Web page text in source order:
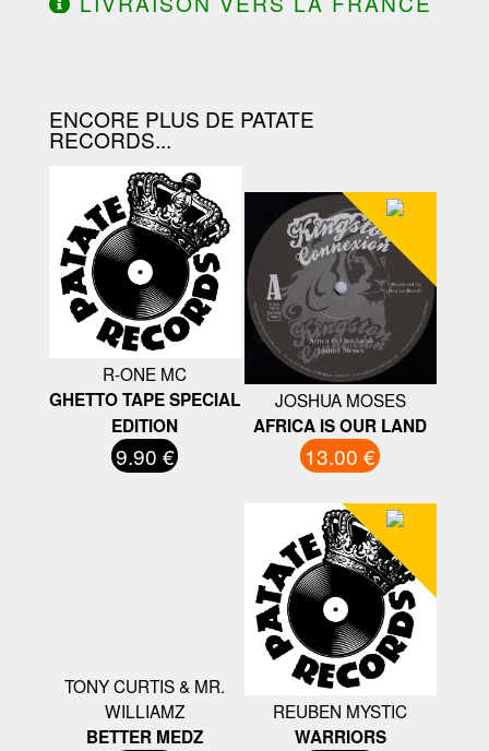
ENCORE PLUS DE PATATE
RECORDS...
R-ONE MC
GHETTO TAPE SPECIAL
EDITION
9.90 €
JOSHUA MOSES
AFRICA IS OUR LAND
13.00 €
TONY CURTIS & MR.
WILLIAMZ
BETTER MEDZ
REUBEN MYSTIC
WARRIORS